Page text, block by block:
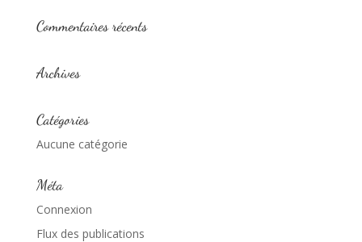
Commentaires récents
Archives
Catégories
Aucune catégorie
Méta
Connexion
Flux des publications